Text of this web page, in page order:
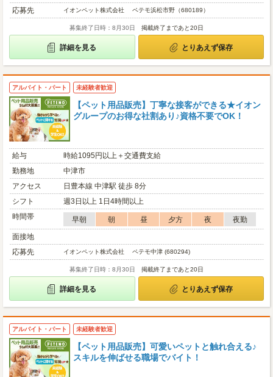
応募先
イオンペット株式会社 ペテモ浜松市野（680189）
募集終了日時：8月30日 掲載終了まであと20日
詳細を見る とりあえず保存
アルバイト・パート 未経験者歓迎
【ペット用品販売】丁寧な接客ができる★イオン
グループのお得な社割あり♪資格不要でOK！
給与
時給1095円以上＋交通費支給
勤務地
中津市
アクセス
日豊本線 中津駅 徒歩 8分
シフト
週3日以上 1日4時間以上
時間帯
早朝 朝 昼 夕方 夜
夜勤
面接地
応募先
イオンペット株式会社 ペテモ中津 (680294)
募集終了日時：8月30日 掲載終了まであと20日
詳細を見る とりあえず保存
アルバイト・パート 未経験者歓迎
【ペット用品販売】可愛いペットと触れ合える♪
スキルを伸ばせる職場でバイト！